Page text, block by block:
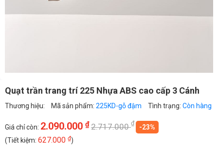
Quạt trần trang trí 225 Nhựa ABS cao cấp 3 Cánh
Thương hiệu: Mã sản phẩm: 225KD-gỗ đậm Tình trạng: Còn hàng
Giá chỉ còn: 2.090.000 ₫2.717.000₫
-23%
(Tiết kiệm: 627.000 ₫)